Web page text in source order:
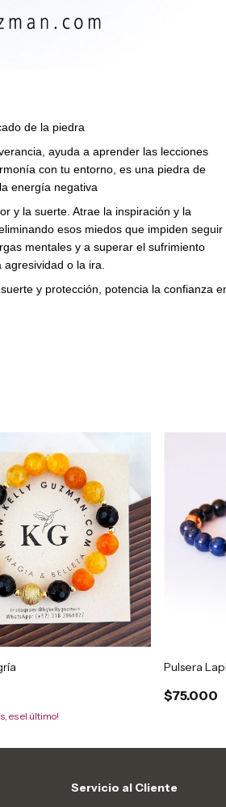
de la piedra
ayuda a aprender las lecciones
con tu entorno, es una piedra de
energía negativa
y la suerte. Atrae la inspiración y la
esos miedos que impiden seguir
mentales y a superar el sufrimiento
o la ira.
y protección, potencia la confianza
es el último!
Pulsera
$75.000
Servicio al Cliente